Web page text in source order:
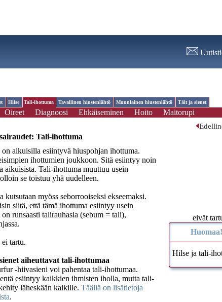
Hilse Tali-ihottuma Tavallinen hiustenlähtö Muunlainen hiustenlähtö
Täit ja sienet
Oireet Diagnoosi Ehkäiseminen Hoito Maitorupi
Tali-ihottuma
aikuisilla esiintyvä hiuspohjan ihottuma.
ihottumien joukkoon. Sitä esiintyy noin
aikuisista. Tali-ihottuma muuttuu usein
se toistuu yhä uudelleen.
kutsutaan myöss seborrooiseksi ekseemaksi.
siitä, että tämä ihottuma esiintyy usein
runsaasti talirauhasia (sebum = tali),
tartu.
aiheuttavat tali-ihottumaa
-hiivasieni voi pahentaa tali-ihottumaa.
esiintyy kaikkien ihmisten iholla, mutta tali-
läheskään kaikille. Täällä on lisätietoja
.
eivät
Huomaa!
Hilse ja tali-